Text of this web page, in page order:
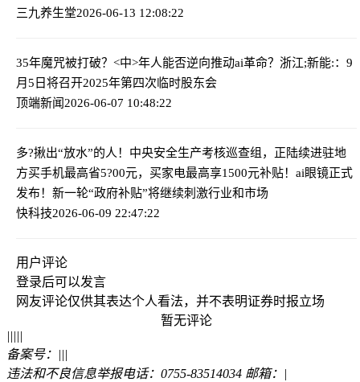
三九养生堂2026-06-13 12:08:22
35年魔咒被打破？<中>年人能否逆向推动ai革命？ 浙江;新能:：9
月5日将召开2025年第四次临时股东会
顶端新闻2026-06-07 10:48:22
多?揪出“放水”的人！中央安全生产考核巡查组，正陆续进驻地
方买手机最高省5?00元，买家电最高享1500元补贴！ai眼镜正式
发布！新一轮“政府补贴”将继续刺激行业和市场
快科技2026-06-09 22:47:22
用户评论
登录后可以发言
网友评论仅供其表达个人看法，并不表明证券时报立场
暂无评论
|||||
备案号： |||
违法和不良信息举报电话：0755-83514034 邮箱： |